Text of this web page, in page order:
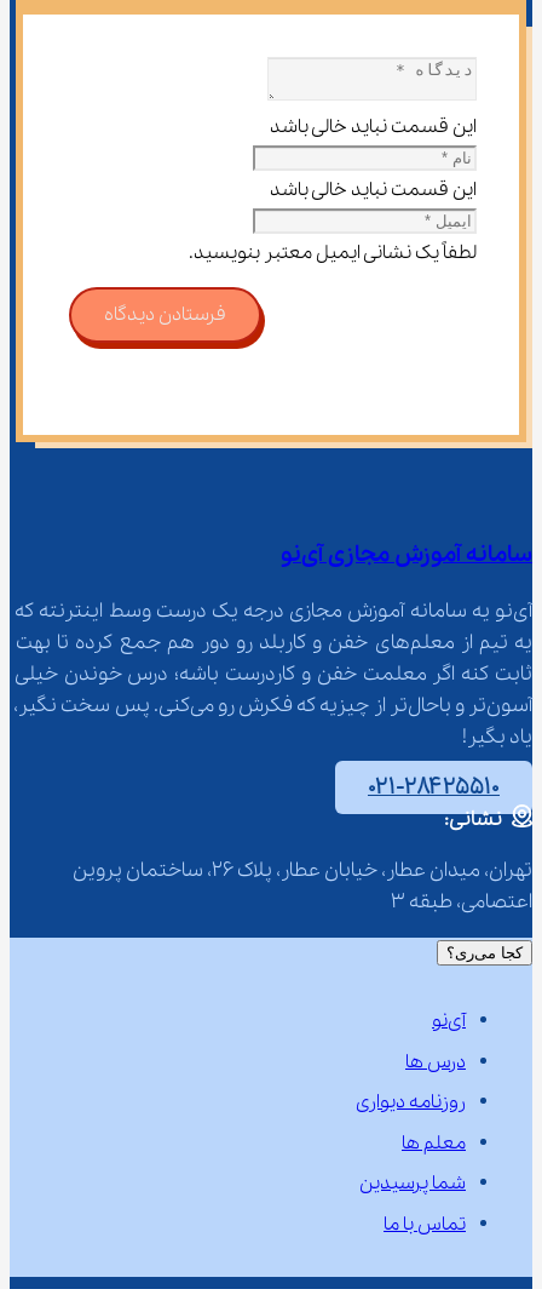
این قسمت نباید خالی باشد
این قسمت نباید خالی باشد
لطفاً یک نشانی ایمیل معتبر بنویسید.
فرستادن دیدگاه
سامانه آموزش مجازی آی‌نو
آی‌نو یه سامانه آموزش مجازی درجه یک درست وسط اینترنته که
یه تیم از معلم‌‌های خفن و کاربلد رو دور هم جمع کرده تا بهت
ثابت کنه اگر معلمت خفن و کاردرست باشه؛ درس خوندن خیلی
آسون‌تر و باحال‌تر از چیزیه که فکرش رو می‌کنی. پس سخت نگیر،
یاد بگیر!
۰۲۱-۲۸۴۲۵۵۱۰
نشانی:
تهران، میدان عطار، خیابان عطار، پلاک 26، ساختمان پروین
اعتصامی، طبقه 3
کجا می‌ری؟
آی‌نو
درس ها
روزنامه دیواری
معلم ها
شما پرسیدین
تماس با ما